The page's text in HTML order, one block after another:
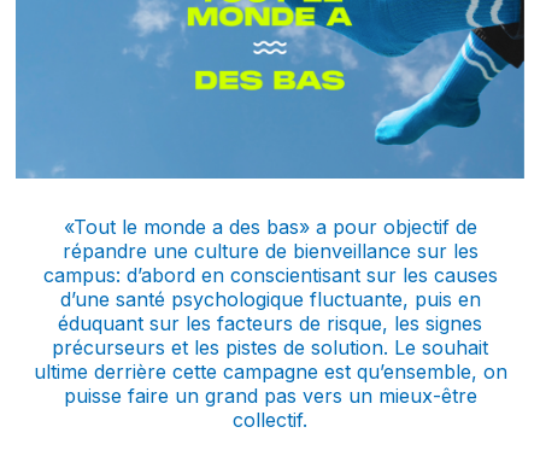
«Tout le monde a des bas» a pour objectif de
répandre une culture de bienveillance sur les
campus: d’abord en conscientisant sur les causes
d’une santé psychologique fluctuante, puis en
éduquant sur les facteurs de risque, les signes
précurseurs et les pistes de solution. Le souhait
ultime derrière cette campagne est qu’ensemble, on
puisse faire un grand pas vers un mieux-être
collectif.